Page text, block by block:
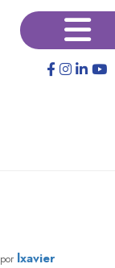
por lxavier